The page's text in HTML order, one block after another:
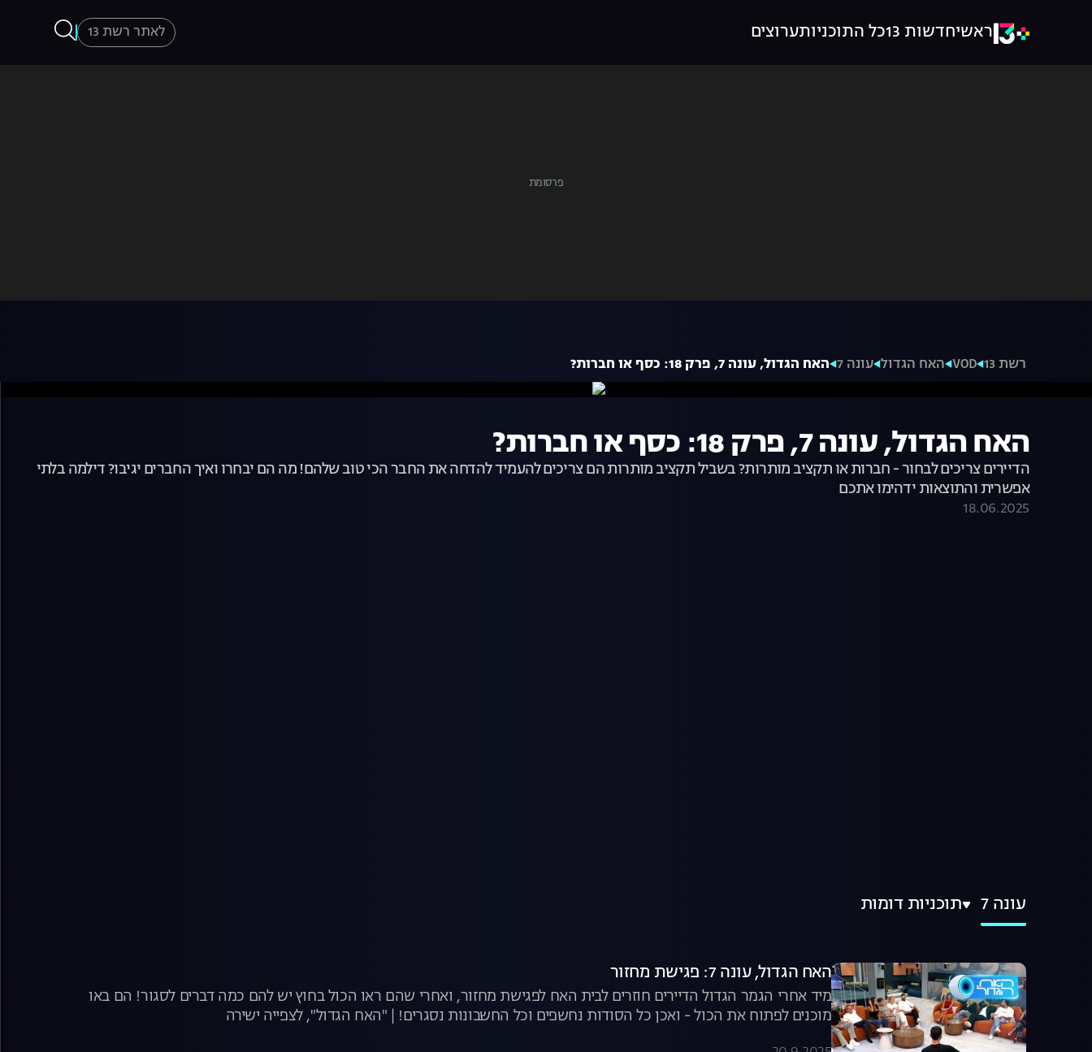
ראשיחדשות 13 כל התוכניותערוצים לאתר רשת 13
רשת 13 VOD האח הגדול עונה 7 האח הגדול, עונה 7, פרק 18: כסף או חברות?
האח הגדול, עונה 7, פרק 18: כסף או חברות?
הדיירים צריכים לבחור - חברות או תקציב מותרות? בשביל תקציב מותרות הם צריכים להעמיד להדחה את החבר הכי טוב שלהם! מה הם יבחרו ואיך החברים יגיבו? דילמה בלתי
אפשרית והתוצאות ידהימו אתכם
18.06.2025
עונה 7 תוכניות דומות
האח הגדול, עונה 7: פגישת מחזור
מיד אחרי הגמר הגדול הדיירים חוזרים לבית האח לפגישת מחזור, ואחרי שהם ראו הכול בחוץ יש להם כמה דברים לסגור! הם באו
מוכנים לפתוח את הכול - ואכן כל הסודות נחשפים וכל החשבונות נסגרים! | "האח הגדול", לצפייה ישירה